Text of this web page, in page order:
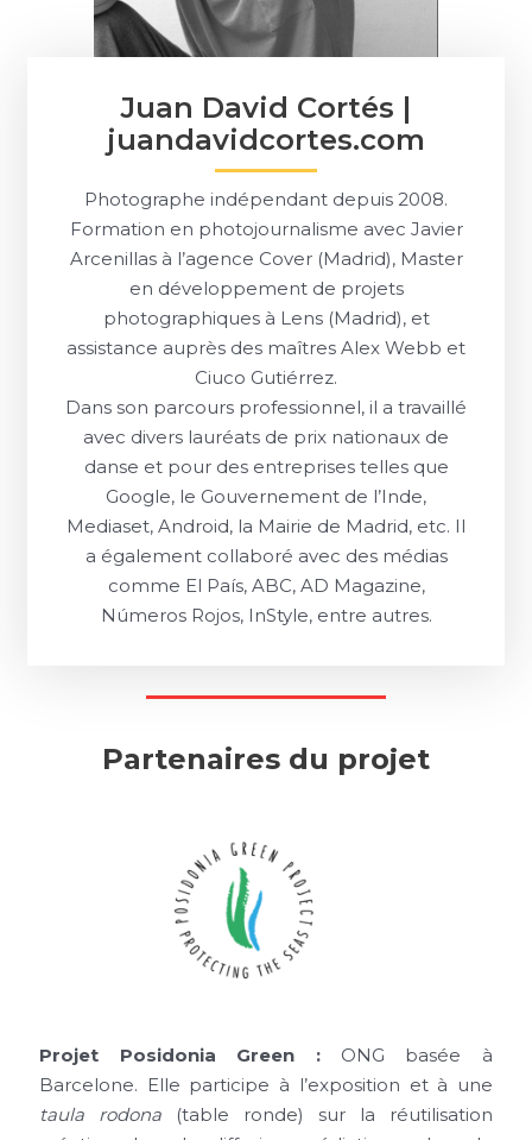
Juan David Cortés |
juandavidcortes.com
Photographe indépendant depuis 2008.
Formation en photojournalisme avec Javier
Arcenillas à l’agence Cover (Madrid), Master
en développement de projets
photographiques à Lens (Madrid), et
assistance auprès des maîtres Alex Webb et
Ciuco Gutiérrez.
Dans son parcours professionnel, il a travaillé
avec divers lauréats de prix nationaux de
danse et pour des entreprises telles que
Google, le Gouvernement de l’Inde,
Mediaset, Android, la Mairie de Madrid, etc. Il
a également collaboré avec des médias
comme El País, ABC, AD Magazine,
Números Rojos, InStyle, entre autres.
Partenaires du projet
Projet Posidonia Green :ONG basée à
Barcelone. Elle participe à l’exposition et à une
taula rodona (table ronde) sur la réutilisation